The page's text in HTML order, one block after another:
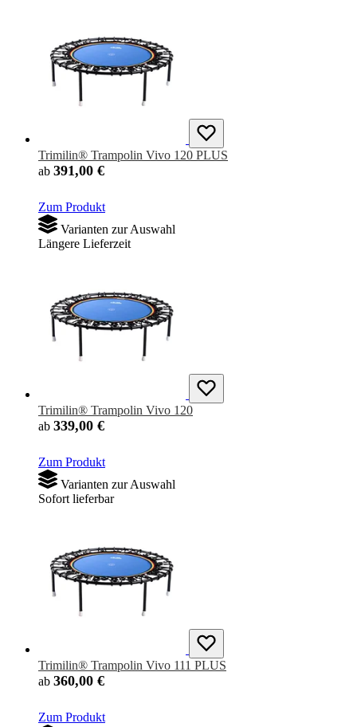
Trimilin® Trampolin Vivo 120 PLUS
ab 391,00 €
Zum Produkt
Varianten zur Auswahl
Längere Lieferzeit
Trimilin® Trampolin Vivo 120
ab 339,00 €
Zum Produkt
Varianten zur Auswahl
Sofort lieferbar
Trimilin® Trampolin Vivo 111 PLUS
ab 360,00 €
Zum Produkt